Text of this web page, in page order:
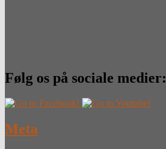
Følg os på sociale medier:
Meta